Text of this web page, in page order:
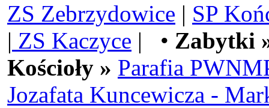
ZS Zebrzydowice | SP
| ZS Kaczyce | • Zabytki
Kościoły » Parafia
Jozafata Kuncewicza -